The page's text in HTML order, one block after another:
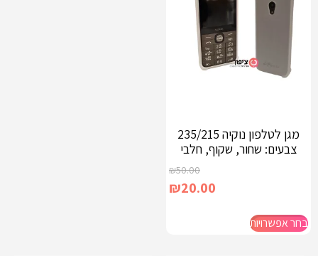
מגן לטלפון נוקיה 235/215
צבעים: שחור, שקוף, חלבי
₪50.00
₪20.00
בחר אפשרויות